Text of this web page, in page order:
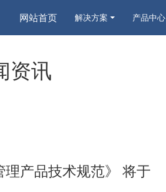
网站首页 解决方案 产品中心
资讯
产品技术规范》 将于